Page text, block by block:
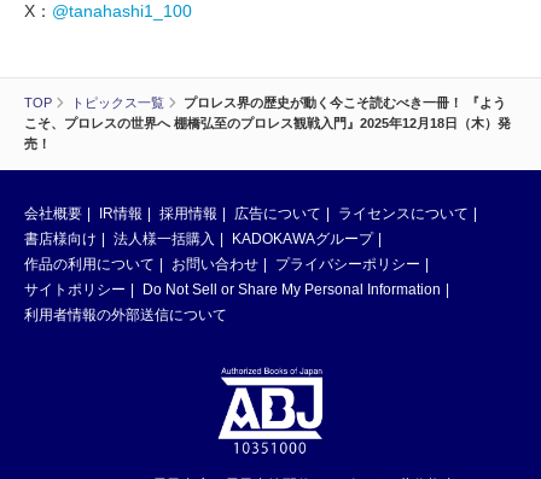
TOP トピックス一覧
プロレス界の歴史が動く今こそ読むべき一冊！ 『よう
こそ、プロレスの世界へ 棚橋弘至のプロレス観戦入門』2025年12月18日（木）発
売！
X： @tanahashi1_100
会社概要 IR情報 採用情報 広告について
ライセンスについて
書店様向け
法人様一括購入
KADOKAWAグループ
作品の利用について
お問い合わせ
プライバシーポリシー
サイトポリシー
Do Not Sell or Share My Personal Information
利用者情報の外部送信について